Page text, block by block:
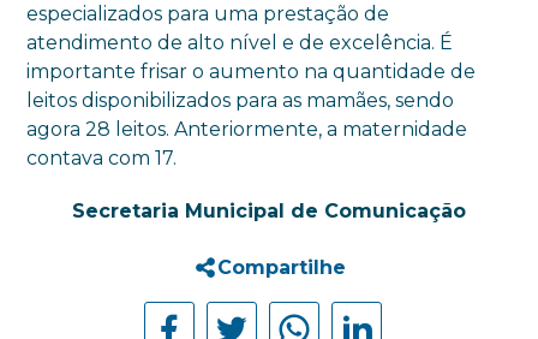
especializados para uma prestação de
atendimento de alto nível e de excelência. É
importante frisar o aumento na quantidade de
leitos disponibilizados para as mamães, sendo
agora 28 leitos. Anteriormente, a maternidade
contava com 17.
Secretaria Municipal de Comunicação
Compartilhe